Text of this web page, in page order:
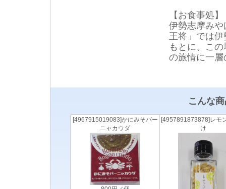
【お食事処】
伊勢志摩み
王将」では
もとに、こ
の旅情に一